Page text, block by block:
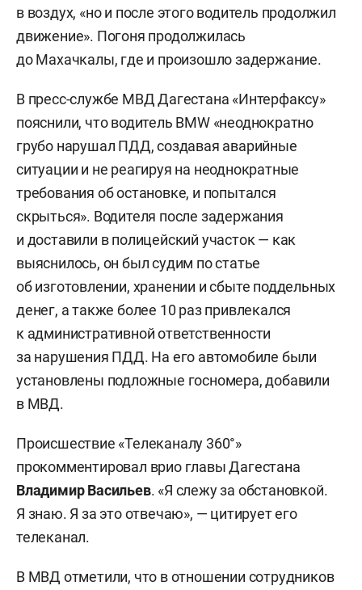
в воздух, «но и после этого водитель продолжил
движение». Погоня продолжилась
до Махачкалы, где и произошло задержание.
В пресс-службе МВД Дагестана «Интерфаксу»
пояснили, что водитель BMW «неоднократно
грубо нарушал ПДД, создавая аварийные
ситуации и не реагируя на неоднократные
требования об остановке, и попытался
скрыться». Водителя после задержания
и доставили в полицейский участок — как
выяснилось, он был судим по статье
об изготовлении, хранении и сбыте поддельных
денег, а также более 10 раз привлекался
к административной ответственности
за нарушения ПДД. На его автомобиле были
установлены подложные госномера, добавили
в МВД.
Происшествие «Телеканалу 360°»
прокомментировал врио главы Дагестана
Владимир Васильев. «Я слежу за обстановкой.
Я знаю. Я за это отвечаю», — цитирует его
телеканал.
В МВД отметили, что в отношении сотрудников